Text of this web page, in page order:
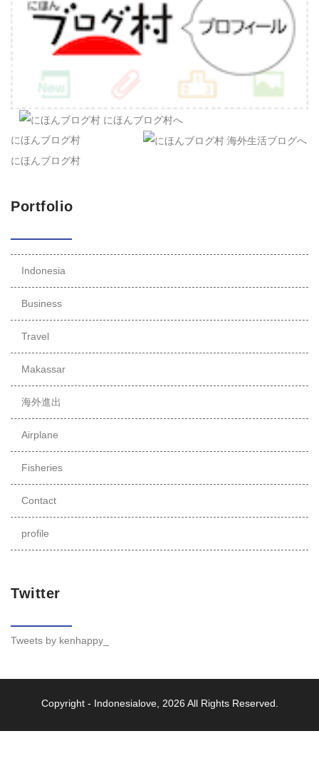
にほんブログ村
にほんブログ村
Portfolio
Indonesia
Business
Travel
Makassar
海外進出
Airplane
Fisheries
Contact
profile
Twitter
Tweets by kenhappy_
Copyright - Indonesialove, 2026 All Rights Reserved.